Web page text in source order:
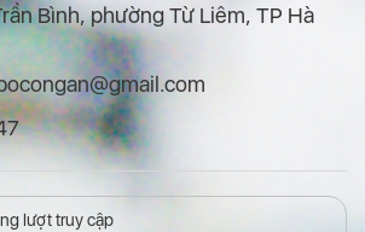
Bình, phường Từ Liêm, TP Hà
lượt truy cập